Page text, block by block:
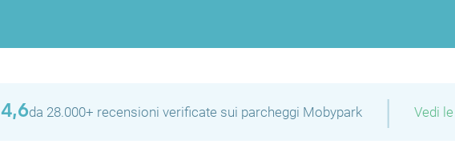
4,6da 28.000+ recensioni verificate sui parcheggi Mobypark | Vedi